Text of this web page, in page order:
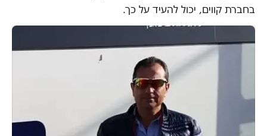
בחברת קווים, יכול להעיד על כך.